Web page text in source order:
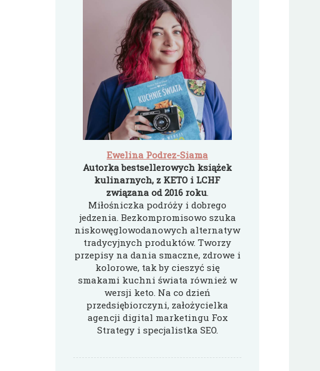
Ewelina Podrez-Siama
Autorka bestsellerowych książek
kulinarnych, z KETO i LCHF
związana od 2016 roku.
Miłośniczka podróży i dobrego
jedzenia. Bezkompromisowo szuka
niskowęglowodanowych alternatyw
tradycyjnych produktów. Tworzy
przepisy na dania smaczne, zdrowe i
kolorowe, tak by cieszyć się
smakami kuchni świata również w
wersji keto. Na co dzień
przedsiębiorczyni, założycielka
agencji digital marketingu Fox
Strategy i specjalistka SEO.